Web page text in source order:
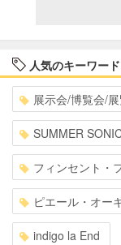
人気のキーワード
展示会/博覧会/
SUMMER
フィンセント・
ピエール・オー
indigo la End